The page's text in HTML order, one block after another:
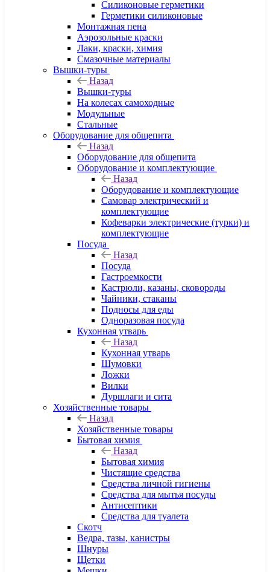
Силиконовые герметики
Герметики силиконовые
Монтажная пена
Аэрозольные краски
Лаки, краски, химия
Смазочные материалы
Вышки-туры
Назад
Вышки-туры
На колесах самоходные
Модульные
Стальные
Оборудование для общепита
Назад
Оборудование для общепита
Оборудование и комплектующие
Назад
Оборудование и комплектующие
Самовар электрический и
комплектующие
Кофеварки электрические (турки) и
комплектующие
Посуда
Назад
Посуда
Гастроемкости
Кастрюли, казаны, сковороды
Чайники, стаканы
Подносы для еды
Одноразовая посуда
Кухонная утварь
Назад
Кухонная утварь
Шумовки
Ложки
Вилки
Дуршлаги и сита
Хозяйственные товары
Назад
Хозяйственные товары
Бытовая химия
Назад
Бытовая химия
Чистящие средства
Средства личной гигиены
Средства для мытья посуды
Антисептики
Средства для туалета
Скотч
Ведра, тазы, канистры
Шнуры
Щетки